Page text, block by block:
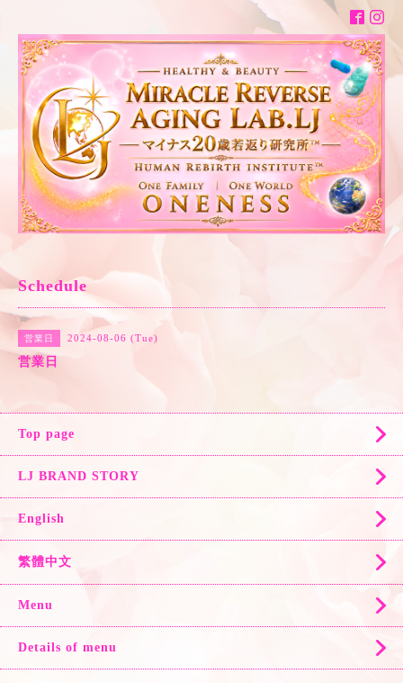
Schedule
営業日 2024-08-06 (Tue)
営業日
Top page
LJ BRAND STORY
English
繁體中文
Menu
Details of menu